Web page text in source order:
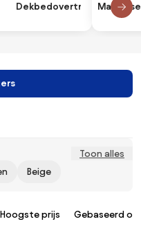
Dekbedovertrekken
Toon alles
Beige
Hoogste prijs Gebaseerd op